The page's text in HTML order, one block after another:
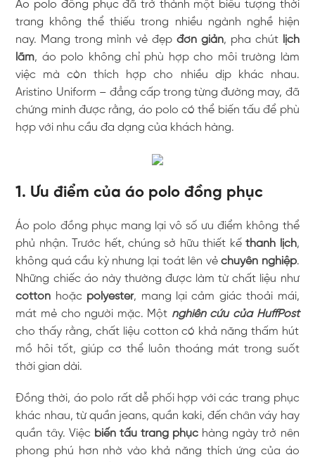
Áo polo đồng phục đã trở thành một biểu tượng thời
trang không thể thiếu trong nhiều ngành nghề hiện
nay. Mang trong mình vẻ đẹp đơn giản, pha chút lịch
lãm, áo polo không chỉ phù hợp cho môi trường làm
việc mà còn thích hợp cho nhiều dịp khác nhau.
Aristino Uniform – đẳng cấp trong từng đường may, đã
chứng minh được rằng, áo polo có thể biến tấu để phù
hợp với nhu cầu đa dạng của khách hàng.
1. Ưu điểm của áo polo đồng phục
Áo polo đồng phục mang lại vô số ưu điểm không thể
phủ nhận. Trước hết, chúng sở hữu thiết kếthanh lịch,
không quá cầu kỳ nhưng lại toát lên vẻchuyên nghiệp.
Những chiếc áo này thường được làm từ chất liệu như
cotton hoặc polyester, mang lại cảm giác thoải mái,
mát mẻ cho người mặc. Một nghiên cứu của HuffPost
cho thấy rằng, chất liệu cotton có khả năng thấm hút
mồ hôi tốt, giúp cơ thể luôn thoáng mát trong suốt
thời gian dài.
Đồng thời, áo polo rất dễ phối hợp với các trang phục
khác nhau, từ quần jeans, quần kaki, đến chân váy hay
quần tây. Việc biến tấu trang phục hàng ngày trở nên
phong phú hơn nhờ vào khả năng thích ứng của áo